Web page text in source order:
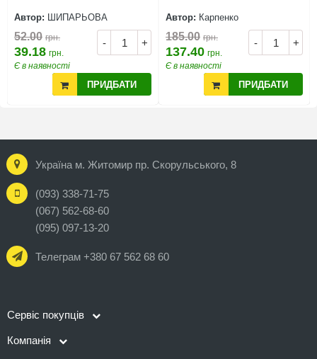
Автор: ШИПАРЬОВА
- +
52.00 грн.
39.18 грн.
Є в наявності
ПРИДБАТИ
Автор: Карпенко
- +
185.00 грн.
137.40 грн.
Є в наявності
ПРИДБАТИ
Україна м. Житомир пр. Скорульського, 8
(093) 338-71-75
(067) 562-68-60
(095) 097-13-20
Телеграм +380 67 562 68 60
Сервіс покупців
Компанія